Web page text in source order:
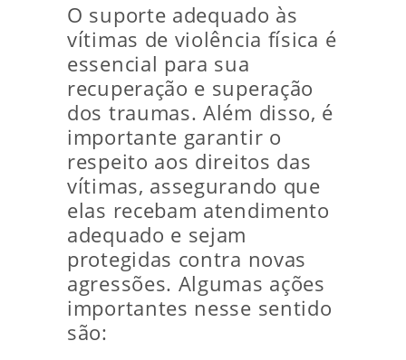
O suporte adequado às
vítimas de violência física é
essencial para sua
recuperação e superação
dos traumas. Além disso, é
importante garantir o
respeito aos direitos das
vítimas, assegurando que
elas recebam atendimento
adequado e sejam
protegidas contra novas
agressões. Algumas ações
importantes nesse sentido
são: